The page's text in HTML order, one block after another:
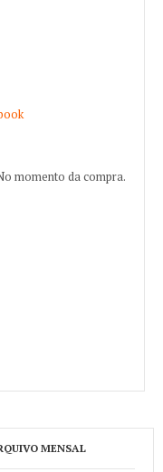
momento da compra.
MENSAL